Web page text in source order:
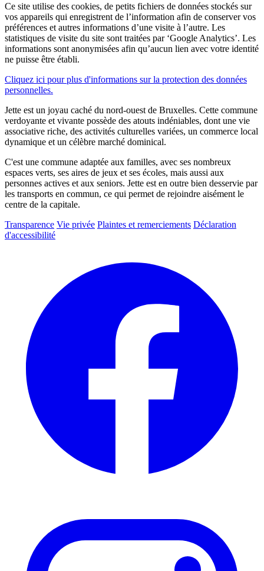
Ce site utilise des cookies, de petits fichiers de données stockés sur
vos appareils qui enregistrent de l’information afin de conserver vos
préférences et autres informations d’une visite à l’autre. Les
statistiques de visite du site sont traitées par ‘Google Analytics’. Les
informations sont anonymisées afin qu’aucun lien avec votre identité
ne puisse être établi.
Cliquez ici pour plus d'informations sur la protection des données
personnelles.
Jette est un joyau caché du nord-ouest de Bruxelles. Cette commune
verdoyante et vivante possède des atouts indéniables, dont une vie
associative riche, des activités culturelles variées, un commerce local
dynamique et un célèbre marché dominical.
C'est une commune adaptée aux familles, avec ses nombreux
espaces verts, ses aires de jeux et ses écoles, mais aussi aux
personnes actives et aux seniors. Jette est en outre bien desservie par
les transports en commun, ce qui permet de rejoindre aisément le
centre de la capitale.
Transparence Vie privée Plaintes et remerciements Déclaration
d'accessibilité